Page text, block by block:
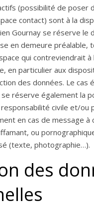
(possibilité de poser
contact) sont à la
Gournay se réserve le
en demeure préalable,
qui contreviendrait à
en particulier aux
des données. Le cas
se réserve également la
civile et/ou
en cas de message à
ou
(texte, photographie…).
des